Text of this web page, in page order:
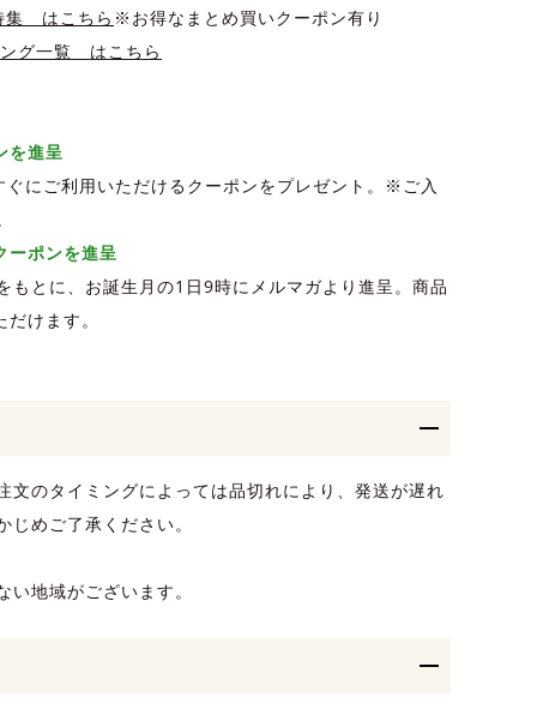
集 はこちら ※お得なまとめ買いクーポン有り
グ一覧 はこちら
を進呈
にご利用いただけるクーポンをプレゼント。※ご入
ポンを進呈
もとに、お誕生月の1日9時にメルマガより進呈。商品
けます。
文のタイミングによっては品切れにより、発送が遅れ
めご了承ください。
地域がございます。